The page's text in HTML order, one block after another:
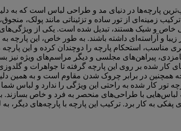
پارچه‌ها در دنیای مد و طراحی لباس است که
زمینه‌ای از تور ساده و تزئیناتی مانند پولک،
خاص و شیک هستند، تبدیل شده است. یکی از
و آراسته‌ای داشته باشند. به طور خاص، این پارچه به
مناسب، استحکام پارچه را دوچندان کرده و این
پیراهن‌های مجلسی و دیگر مراسم‌های ویژه نیز
شده بر روی این پارچه گرفته تا جواهرات و
همچنین در برابر چروک شدن مقاوم است و به
کار شده به راحتی این ویژگی را ندارد و لباس
لباس‌هایی با طراحی‌های منحصر به فرد و خاص بسازند.
به کار برد. ترکیب این پارچه با پارچه‌های